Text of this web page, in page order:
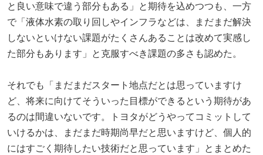
と良い意味で違う部分もある」と期待を込めつつも、一方
で「液体水素の取り回しやインフラなどは、まだまだ解決
しないといけない課題がたくさんあることは改めて実感し
た部分もあります」と克服すべき課題の多さも認めた。
それでも「まだまだスタート地点だとは思っていますけ
ど、将来に向けてそういった目標ができるという期待があ
るのは間違いないです。トヨタがどうやってコミットして
いけるかは、まだまだ時期尚早だと思いますけど、個人的
にはすごく期待したい技術だと思っています」とまとめた